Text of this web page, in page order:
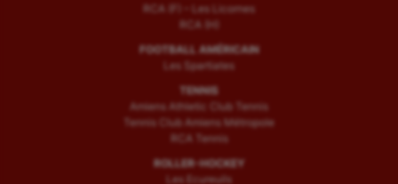
RCA (F) – Les Licornes
RCA (H)
FOOTBALL AMÉRICAIN
Les Spartiates
TENNIS
Amiens Athletic Club Tennis
Tennis Club Amiens Métropole
RCA Tennis
ROLLER-HOCKEY
Les Ecureuils